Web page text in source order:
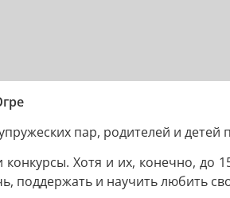
пар, родителей и
конкурсы. Хотя и их, конечно,
поддержать и научить любить